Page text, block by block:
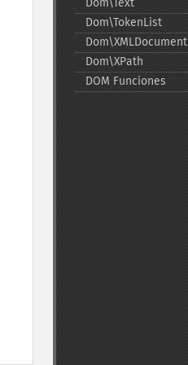
Dom\Text
Dom\TokenList
Dom\XMLDocument
Dom\XPath
DOM Funciones